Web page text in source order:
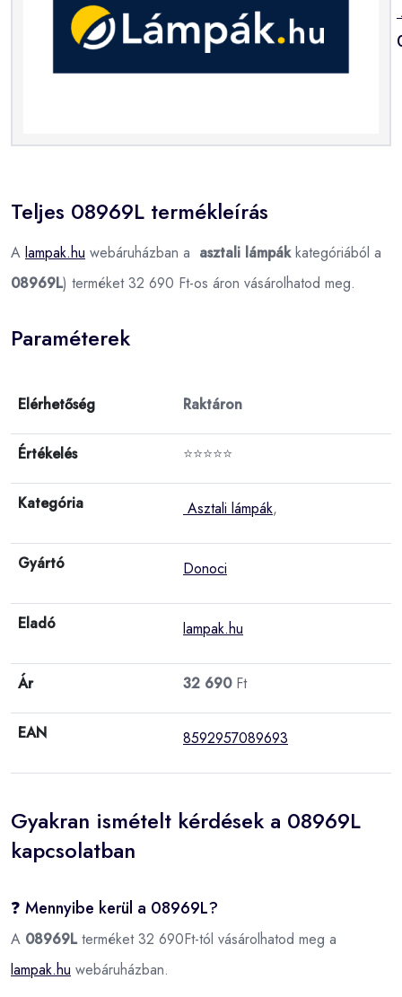
Teljes 08969L termékleírás
A lampak.hu webáruházban a asztali lámpákkategóriából a
08969L) terméket 32 690 Ft-os áron vásárolhatod meg.
Paraméterek
Elérhetőség Raktáron
Értékelés ⭐⭐⭐⭐⭐
Kategória Asztali lámpák,
Gyártó Donoci
Eladó lampak.hu
Ár 32 690Ft
EAN 8592957089693
Gyakran ismételt kérdések a 08969L
kapcsolatban
❓ Mennyibe kerül a 08969L?
A 08969Lterméket 32 690Ft-tól vásárolhatod meg a
lampak.hu webáruházban.